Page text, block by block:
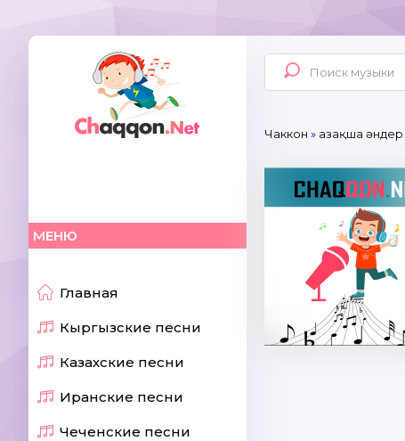
МЕНЮ
Главная
Кыргызские песни
Казахские песни
Иранские песни
Чеченские песни
Чаккон » Қазақша әндер